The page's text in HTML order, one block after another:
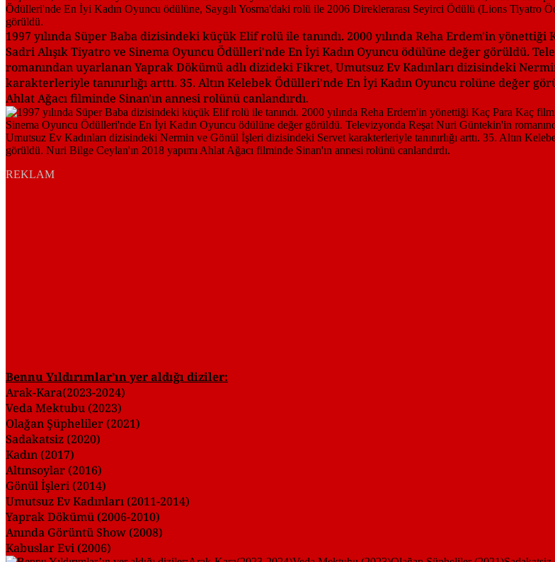
1997 yılında Süper Baba dizisindeki küçük Elif rolü ile tanındı. 2000 yılında Reha Erdem'in yönettiği
Sadri Alışık Tiyatro ve Sinema Oyuncu Ödülleri'nde En İyi Kadın Oyuncu ödülüne değer görüldü.
romanından uyarlanan Yaprak Dökümü adlı dizideki Fikret, Umutsuz Ev Kadınları dizisindeki
karakterleriyle tanınırlığı arttı. 35. Altın Kelebek Ödülleri'nde En İyi Kadın Oyuncu rolüne değer
Ahlat Ağacı filminde Sinan'ın annesi rolünü canlandırdı.
REKLAM
Bennu Yıldırımlar’ın yer aldığı diziler:
Arak-Kara(2023-2024)
Veda Mektubu (2023)
Olağan Şüpheliler (2021)
Sadakatsiz (2020)
Kadın (2017)
Altınsoylar (2016)
Gönül İşleri (2014)
Umutsuz Ev Kadınları (2011-2014)
Yaprak Dökümü (2006-2010)
Anında Görüntü Show (2008)
Kabuslar Evi (2006)